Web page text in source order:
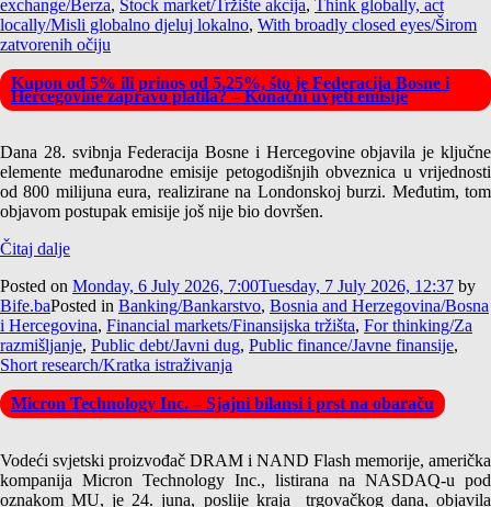
exchange/Berza, Stock market/Tržište akcija, Think globally, act
locally/Misli globalno djeluj lokalno, With broadly closed eyes/Širom
zatvorenih očiju
Kupon od 5% ili prinos od 5,25%, što je Federacija Bosne i
Hercegovine zapravo platila? – Konačni uvjeti emisije
Dana 28. svibnja Federacija Bosne i Hercegovine objavila je ključne
elemente međunarodne emisije petogodišnjih obveznica u vrijednosti
od 800 milijuna eura, realizirane na Londonskoj burzi. Međutim, tom
objavom postupak emisije još nije bio dovršen.
Čitaj dalje
Posted on Monday, 6 July 2026, 7:00Tuesday, 7 July 2026, 12:37 by
Bife.baPosted in Banking/Bankarstvo, Bosnia and Herzegovina/Bosna
i Hercegovina, Financial markets/Finansijska tržišta, For thinking/Za
razmišljanje, Public debt/Javni dug, Public finance/Javne finansije,
Short research/Kratka istraživanja
Micron Technology Inc. – Sjajni bilansi i prst na obaraču
Vodeći svjetski proizvođač DRAM i NAND Flash memorije, američka
kompanija Micron Technology Inc., listirana na NASDAQ-u pod
oznakom MU, je 24. juna, poslije kraja trgovačkog dana, objavila